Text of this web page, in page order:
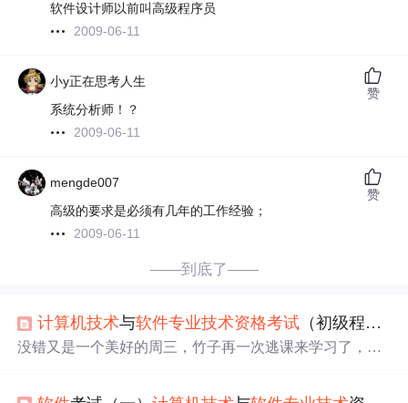
软件设计师以前叫高级程序员
2009-06-11
小y正在思考人生
系统分析师！？
2009-06-11
赞
mengde007
高级的要求是必须有几年的工作经验；
2009-06-11
赞
——到底了——
计算机技术与软件专业技术资格考试 （初级程序员）（一）
没错又是一个美好的周三，竹子再一次逃课来学习了，别